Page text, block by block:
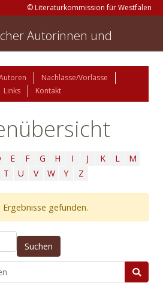
© Literaturkommission für Westfalen
Autorinnen und
Nachlässe/Vorlässe
Links Kontakt
E F G H I J K L
M
T U V W Y Z
gefunden.